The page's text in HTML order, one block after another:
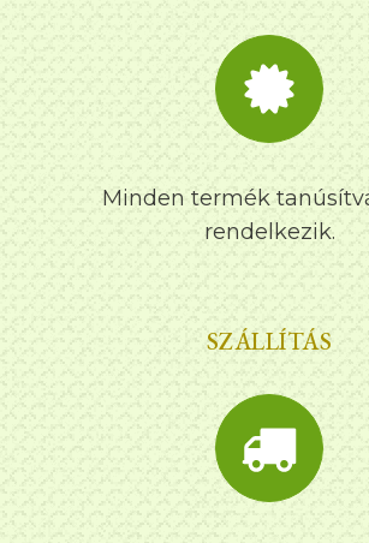
Minden termék
rendelkezik.
SZÁLLÍTÁS